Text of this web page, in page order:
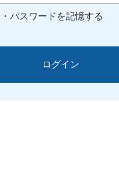
パスワードを記憶する
ログイン